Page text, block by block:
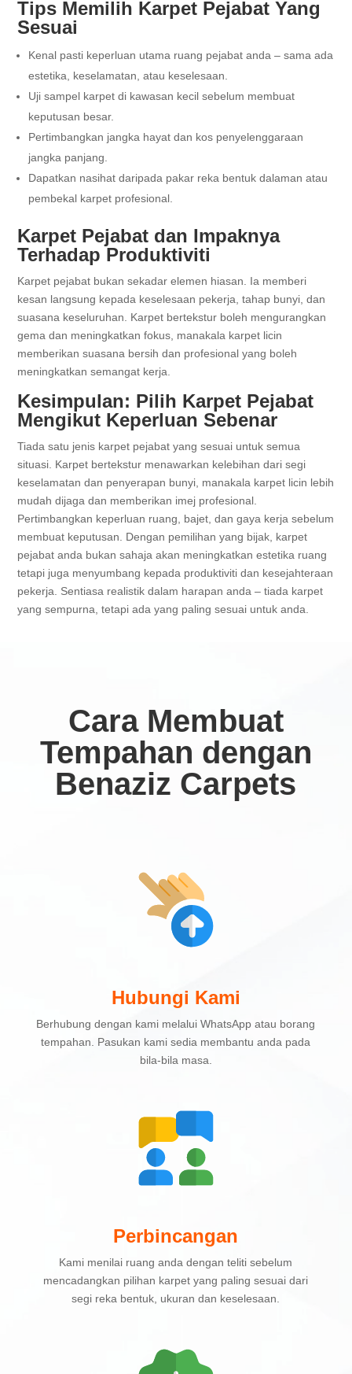
Tips Memilih Karpet Pejabat Yang
Sesuai
Kenal pasti keperluan utama ruang pejabat anda – sama ada
estetika, keselamatan, atau keselesaan.
Uji sampel karpet di kawasan kecil sebelum membuat
keputusan besar.
Pertimbangkan jangka hayat dan kos penyelenggaraan
jangka panjang.
Dapatkan nasihat daripada pakar reka bentuk dalaman atau
pembekal karpet profesional.
Karpet Pejabat dan Impaknya
Terhadap Produktiviti
Karpet pejabat bukan sekadar elemen hiasan. Ia memberi
kesan langsung kepada keselesaan pekerja, tahap bunyi, dan
suasana keseluruhan. Karpet bertekstur boleh mengurangkan
gema dan meningkatkan fokus, manakala karpet licin
memberikan suasana bersih dan profesional yang boleh
meningkatkan semangat kerja.
Kesimpulan: Pilih Karpet Pejabat
Mengikut Keperluan Sebenar
Tiada satu jenis karpet pejabat yang sesuai untuk semua
situasi. Karpet bertekstur menawarkan kelebihan dari segi
keselamatan dan penyerapan bunyi, manakala karpet licin lebih
mudah dijaga dan memberikan imej profesional.
Pertimbangkan keperluan ruang, bajet, dan gaya kerja sebelum
membuat keputusan. Dengan pemilihan yang bijak, karpet
pejabat anda bukan sahaja akan meningkatkan estetika ruang
tetapi juga menyumbang kepada produktiviti dan kesejahteraan
pekerja. Sentiasa realistik dalam harapan anda – tiada karpet
yang sempurna, tetapi ada yang paling sesuai untuk anda.
Cara Membuat
Tempahan dengan
Benaziz Carpets
Hubungi Kami
Berhubung dengan kami melalui WhatsApp atau borang
tempahan. Pasukan kami sedia membantu anda pada
bila-bila masa.
Perbincangan
Kami menilai ruang anda dengan teliti sebelum
mencadangkan pilihan karpet yang paling sesuai dari
segi reka bentuk, ukuran dan keselesaan.